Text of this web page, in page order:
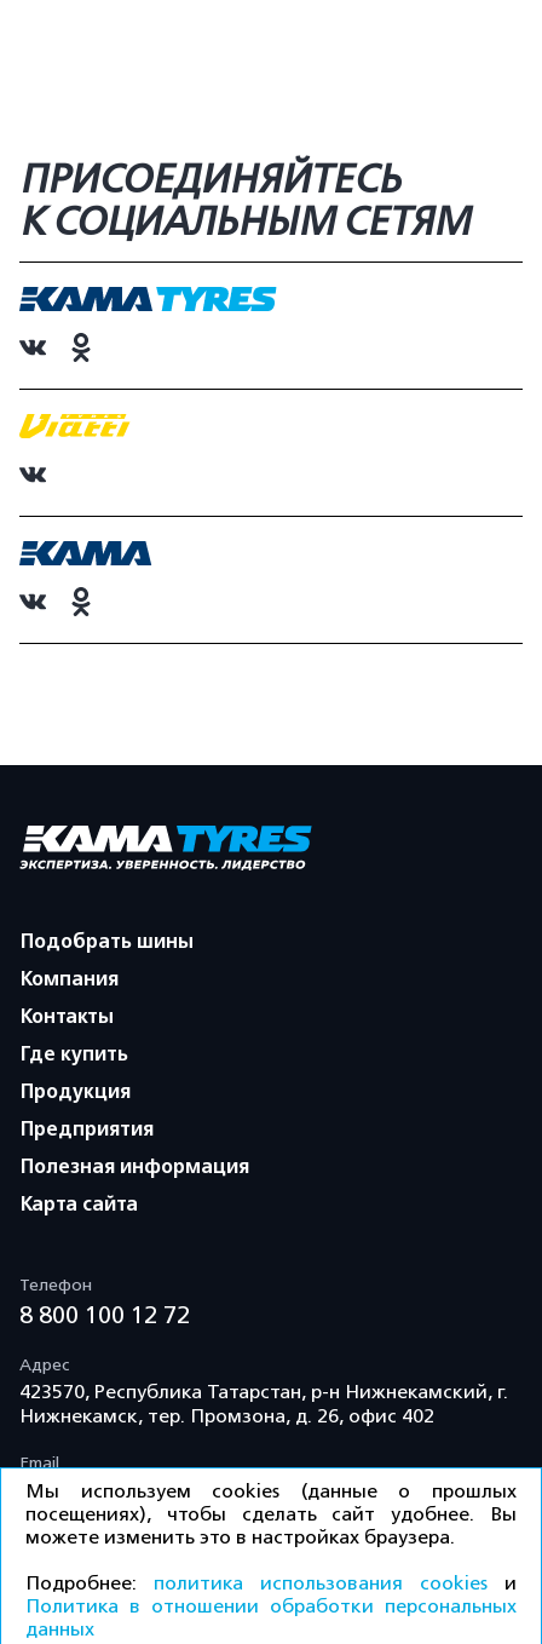
ПРИСОЕДИНЯЙТЕСЬ
К СОЦИАЛЬНЫМ СЕТЯМ
Подобрать шины
Компания
Контакты
Где купить
Продукция
Предприятия
Полезная информация
Карта сайта
Телефон
8 800 100 12 72
Адрес
423570, Республика Татарстан, р-н Нижнекамский, г.
Нижнекамск, тер. Промзона, д. 26, офис 402
Email
info@td-kama.com
©ООО «Торговый дом «Кама» 2026 / Все права
защищены.
Мы используем cookies (данные о прошлых
посещениях), чтобы сделать сайт удобнее. Вы
можете изменить это в настройках браузера.
Подробнее: политика использования cookies и
Политика в отношении обработки персональных
данных